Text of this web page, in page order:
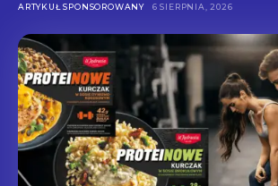
ARTYKUŁ SPONSOROWANY 6 SIERPNIA, 2026